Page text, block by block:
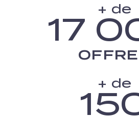
+ de
17
+ de